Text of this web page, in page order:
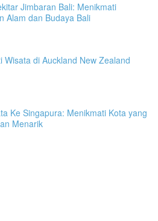
Jimbaran Bali: Menikmati
Alam dan Budaya Bali
Wisata di Auckland New Zealand
Ke Singapura: Menikmati Kota yang
Menarik